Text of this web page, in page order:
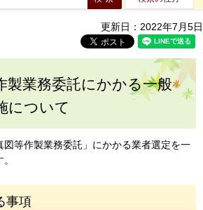
更新日：2022年7月5日
製業務委託にかかる一般
について
等作製業務委託」にかかる業者選定を一
事項